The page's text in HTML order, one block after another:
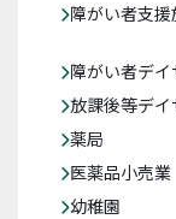
障がい者支援
障がい者デ
放課後等デイ
薬局
医薬品小売業
幼稚園